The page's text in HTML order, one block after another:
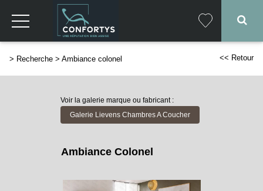
> Recherche > Ambiance colonel << Retour
Voir la galerie marque ou fabricant :
Galerie Lievens Chambres A Coucher
Ambiance Colonel